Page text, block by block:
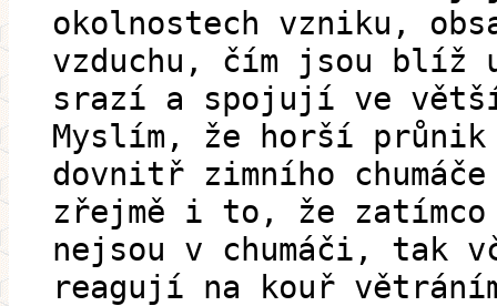
okolnostech vzniku,
vzduchu, čím jsou blíž
srazí a spojují ve
Myslím, že horší
dovnitř zimního chumáče
zřejmě i to, že
nejsou v chumáči, tak
reagují na kouř